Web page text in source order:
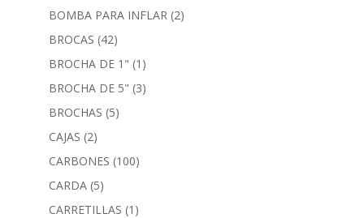
BOMBA PARA INFLAR (2)
BROCAS (42)
BROCHA DE 1" (1)
BROCHA DE 5" (3)
BROCHAS (5)
CAJAS (2)
CARBONES (100)
CARDA (5)
CARRETILLAS (1)